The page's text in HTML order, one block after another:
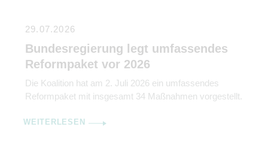
29.07.2026
Bundesregierung legt umfassendes
Reformpaket vor 2026
Die Koalition hat am 2. Juli 2026 ein umfassendes
Reformpaket mit insgesamt 34 Maßnahmen vorgestellt.
WEITERLESEN